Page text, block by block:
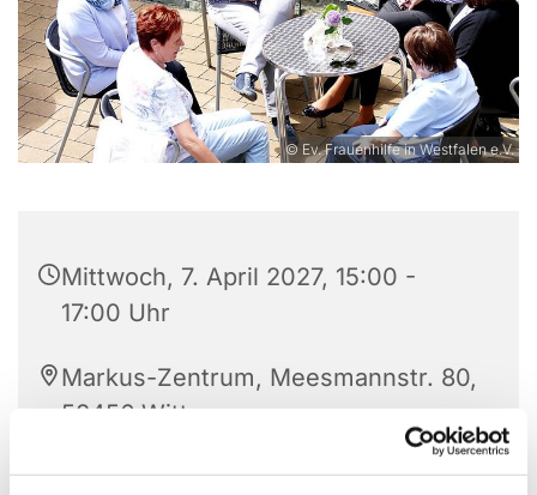
© Ev. Frauenhilfe in Westfalen e.V.
Mittwoch, 7. April 2027, 15:00 -
17:00 Uhr
Markus-Zentrum, Meesmannstr. 80,
58456 Witten